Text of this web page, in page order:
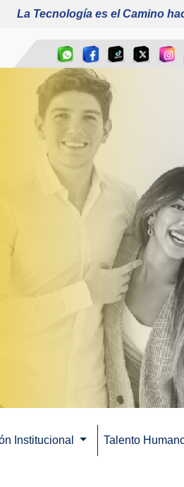
La Tecnología es el Camino
Institucional Talento